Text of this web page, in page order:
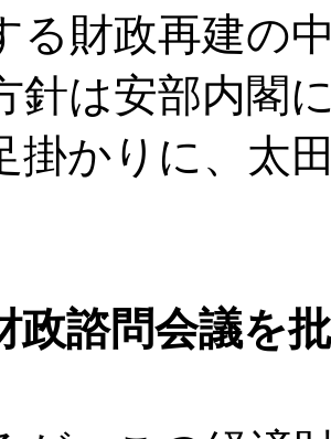
る財政再建の
は安部内閣
掛かりに、太
政諮問会議を